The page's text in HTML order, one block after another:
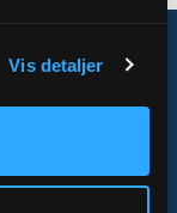
Vis detaljer